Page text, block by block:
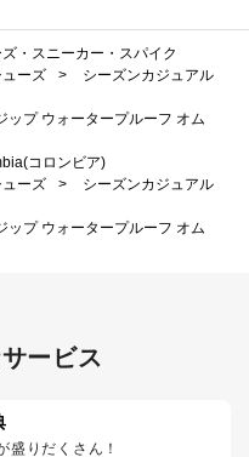
・スニーカー・スパイク
ューズ >
シーズンカジュアル
ップ ウォータープルーフ オム
コロンビア)
ューズ >
シーズンカジュアル
ップ ウォータープルーフ オム
ービス
盛りだくさん！